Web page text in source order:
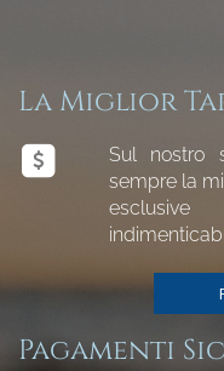
La Miglior
Sul nostro
sempre la
Pagamenti